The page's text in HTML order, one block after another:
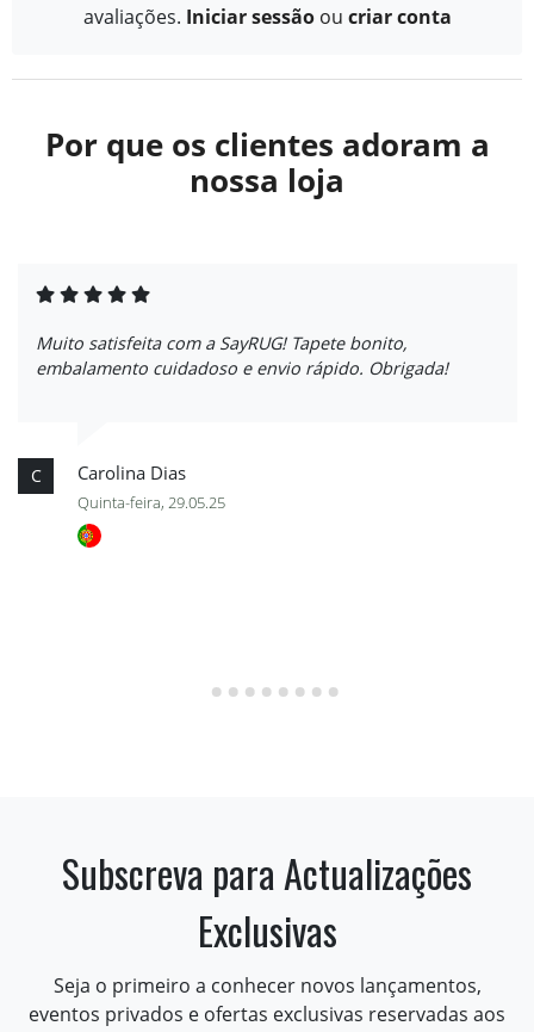
avaliações. Iniciar sessão ou criar conta
Por que os clientes adoram a
nossa loja
Muito satisfeita com a SayRUG! Tapete bonito,
embalamento cuidadoso e envio rápido. Obrigada!
C Carolina Dias
Quinta-feira, 29.05.25
Subscreva para Actualizações
Exclusivas
Seja o primeiro a conhecer novos lançamentos,
eventos privados e ofertas exclusivas reservadas aos